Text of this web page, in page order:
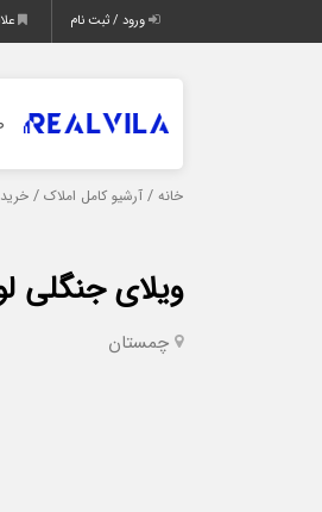
ورود / ثبت نام
خانه / آرشیو کامل املاک /
ویلای
چمستان